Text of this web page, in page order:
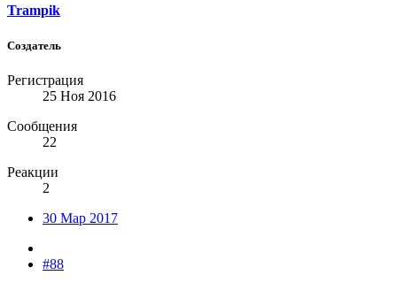
Trampik
Создатель
Регистрация
25 Ноя 2016
Сообщения
22
Реакции
2
30 Мар 2017
#88